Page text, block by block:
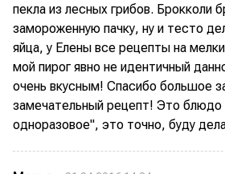
пекла из лесных грибов. Брокколи
замороженную пачку, ну и тесто
яйца, у Елены все рецепты на
мой пирог явно не идентичный
очень вкусным! Спасибо большое
замечательный рецепт! Это блюдо
одноразовое", это точно, буду